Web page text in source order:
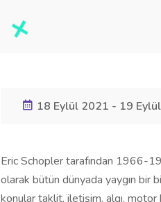
18 Eylül 2021 - 19
Eric Schopler tarafından 1966-
olarak bütün dünyada yaygın bir
konular taklit, iletişim, algı,